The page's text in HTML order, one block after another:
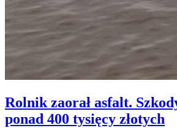
Rolnik zaorał asfalt.
ponad 400 tysięcy złotych